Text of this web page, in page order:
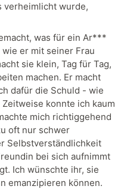
verheimlicht wurde,
was für ein Ar***
er mit seiner Frau
sie klein, Tag für Tag,
machen. Er macht
dafür die Schuld - wie
konnte ich kaum
mich richtiggehend
oft nur schwer
Selbstverständlichkeit
bei sich aufnimmt
Ich wünschte ihr, sie
emanzipieren können.